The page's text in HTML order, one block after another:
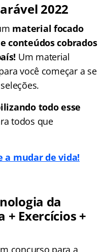
2022
material focado
conteúdos cobrados
Um material
você começar a se
todo esse
todos que
a mudar de vida!
da
+ Exercícios +
concurso para a